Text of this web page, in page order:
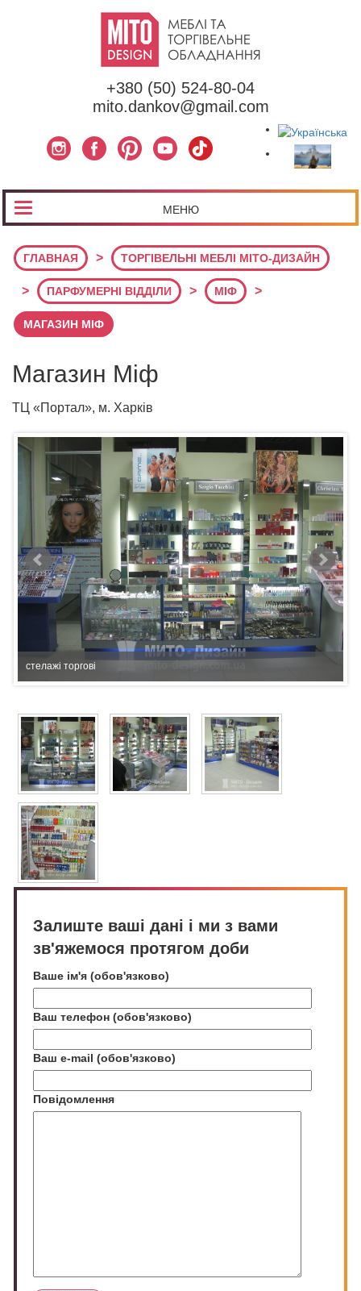
+380 (50) 524-80-04
mito.dankov@gmail.com
МЕНЮ
ГЛАВНАЯ > ТОРГІВЕЛЬНІ МЕБЛІ МІТО-ДИЗАЙН
> ПАРФУМЕРНІ ВІДДІЛИ > МІФ >
МАГАЗИН МІФ
Магазин Міф
ТЦ «Портал», м. Харків
стелажі торгові
Залиште ваші дані і ми з вами
зв'яжемося протягом доби
Ваше ім'я (обов'язково)
Ваш телефон (обов'язково)
Ваш e-mail (обов'язково)
Повідомлення